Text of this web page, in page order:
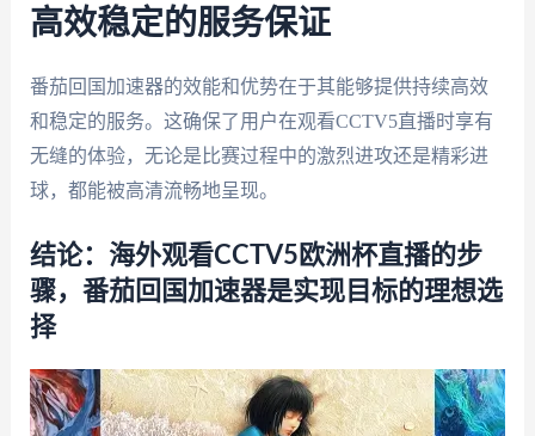
高效稳定的服务保证
番茄回国加速器的效能和优势在于其能够提供持续高效
和稳定的服务。这确保了用户在观看CCTV5直播时享有
无缝的体验，无论是比赛过程中的激烈进攻还是精彩进
球，都能被高清流畅地呈现。
结论：海外观看CCTV5欧洲杯直播的步
骤，番茄回国加速器是实现目标的理想选
择